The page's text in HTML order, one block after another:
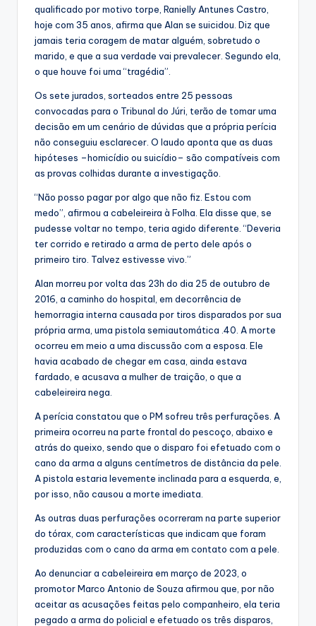
qualificado por motivo torpe, Ranielly Antunes Castro,
hoje com 35 anos, afirma que Alan se suicidou. Diz que
jamais teria coragem de matar alguém, sobretudo o
marido, e que a sua verdade vai prevalecer. Segundo ela,
o que houve foi uma “tragédia”.
Os sete jurados, sorteados entre 25 pessoas
convocadas para o Tribunal do Júri, terão de tomar uma
decisão em um cenário de dúvidas que a própria perícia
não conseguiu esclarecer. O laudo aponta que as duas
hipóteses –homicídio ou suicídio– são compatíveis com
as provas colhidas durante a investigação.
“Não posso pagar por algo que não fiz. Estou com
medo”, afirmou a cabeleireira à Folha. Ela disse que, se
pudesse voltar no tempo, teria agido diferente. “Deveria
ter corrido e retirado a arma de perto dele após o
primeiro tiro. Talvez estivesse vivo.”
Alan morreu por volta das 23h do dia 25 de outubro de
2016, a caminho do hospital, em decorrência de
hemorragia interna causada por tiros disparados por sua
própria arma, uma pistola semiautomática .40. A morte
ocorreu em meio a uma discussão com a esposa. Ele
havia acabado de chegar em casa, ainda estava
fardado, e acusava a mulher de traição, o que a
cabeleireira nega.
A perícia constatou que o PM sofreu três perfurações. A
primeira ocorreu na parte frontal do pescoço, abaixo e
atrás do queixo, sendo que o disparo foi efetuado com o
cano da arma a alguns centímetros de distância da pele.
A pistola estaria levemente inclinada para a esquerda, e,
por isso, não causou a morte imediata.
As outras duas perfurações ocorreram na parte superior
do tórax, com características que indicam que foram
produzidas com o cano da arma em contato com a pele.
Ao denunciar a cabeleireira em março de 2023, o
promotor Marco Antonio de Souza afirmou que, por não
aceitar as acusações feitas pelo companheiro, ela teria
pegado a arma do policial e efetuado os três disparos,